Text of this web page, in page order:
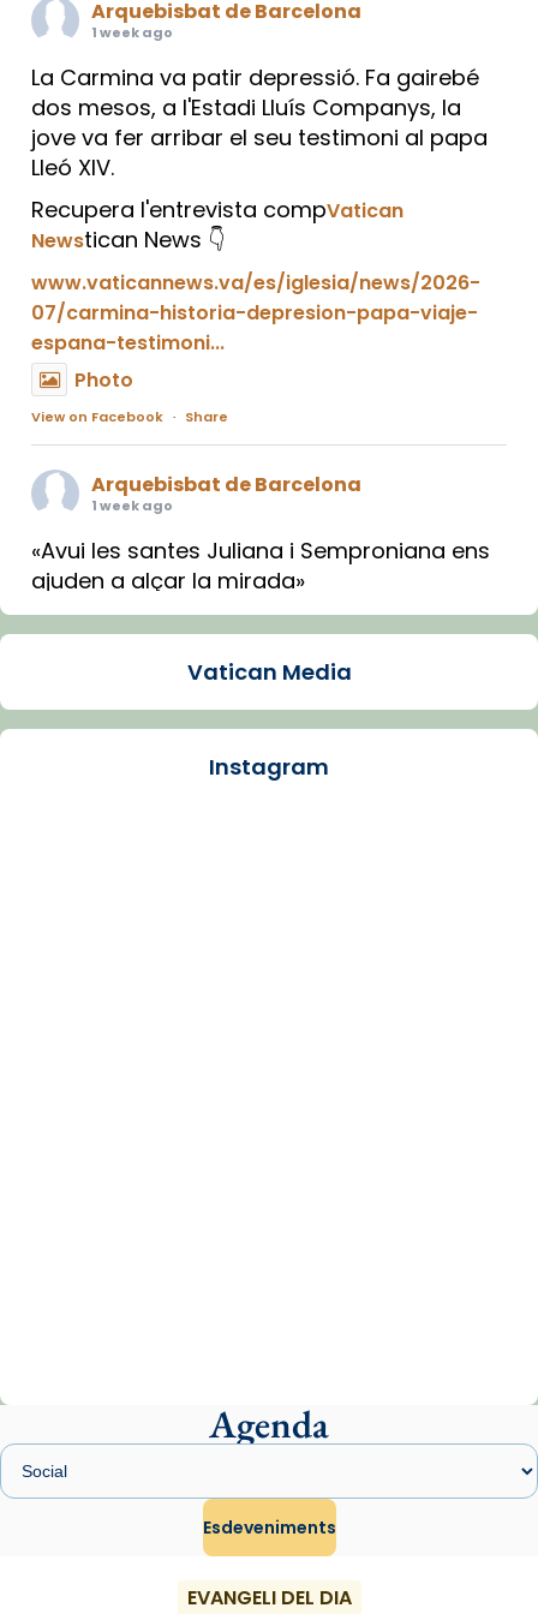
Arquebisbat de Barcelona
1 week ago
La Carmina va patir depressió. Fa gairebé
dos mesos, a l'Estadi Lluís Companys, la
jove va fer arribar el seu testimoni al papa
Lleó XIV.
Recupera l'entrevista compVatican
Newstican News 👇
www.vaticannews.va/es/iglesia/news/2026-
07/carmina-historia-depresion-papa-viaje-
espana-testimoni...
Photo
View on Facebook · Share
Arquebisbat de Barcelona
1 week ago
«Avui les santes Juliana i Semproniana ens
ajuden a alçar la mirada»
Mons. Sergi Gordo, bisbe de Tortosa, ha
Santes de Mataró.
🔗tinyurl.com/cvu5jmbk
Arquebisbat de Barcelona
1 week ago
Memòria de les santes Juliana i
Semproniana, verges i màrtirs.
Acompanyant la història de sant Cugat, a
partir de l’Edat Mitjana sorgeix la tradició
Vatican Media
Instagram
Agenda
Esdeveniments
EVANGELI DEL DIA